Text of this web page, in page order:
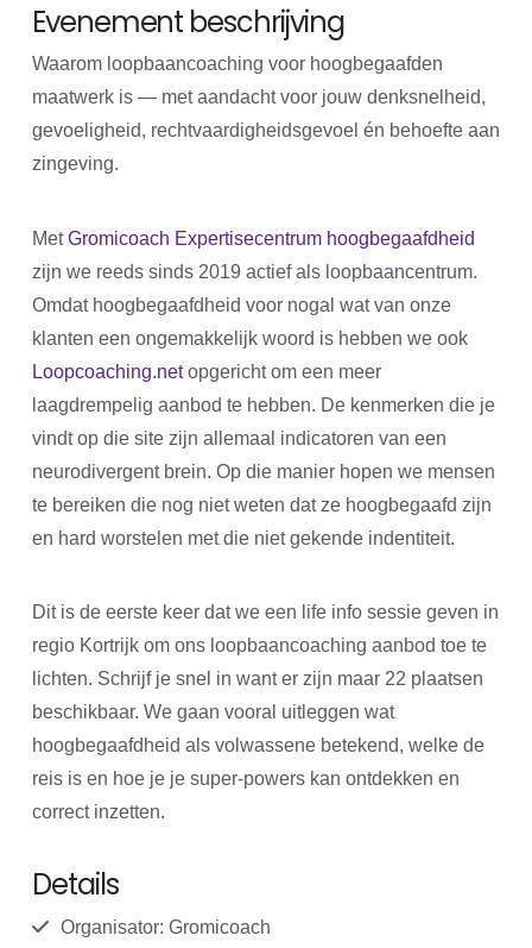
Evenement beschrijving
Waarom loopbaancoaching voor hoogbegaafden
maatwerk is — met aandacht voor jouw denksnelheid,
gevoeligheid, rechtvaardigheidsgevoel én behoefte aan
zingeving.
MetGromicoach Expertisecentrum hoogbegaafdheid
zijn we reeds sinds 2019 actief als loopbaancentrum.
Omdat hoogbegaafdheid voor nogal wat van onze
klanten een ongemakkelijk woord is hebben we ook
Loopcoaching.netopgericht om een meer
laagdrempelig aanbod te hebben. De kenmerken die je
vindt op die site zijn allemaal indicatoren van een
neurodivergent brein. Op die manier hopen we mensen
te bereiken die nog niet weten dat ze hoogbegaafd zijn
en hard worstelen met die niet gekende indentiteit.
Dit is de eerste keer dat we een life info sessie geven in
regio Kortrijk om ons loopbaancoaching aanbod toe te
lichten. Schrijf je snel in want er zijn maar 22 plaatsen
beschikbaar. We gaan vooral uitleggen wat
hoogbegaafdheid als volwassene betekend, welke de
reis is en hoe je je super-powers kan ontdekken en
correct inzetten.
Details
Organisator: Gromicoach